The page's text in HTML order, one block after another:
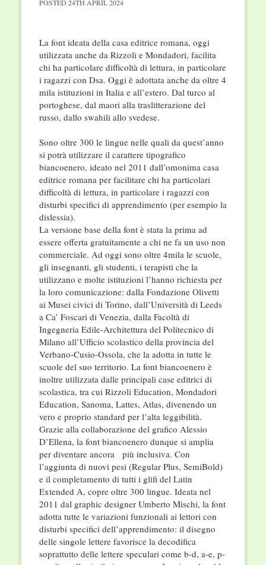
POSTED 24TH APRIL 2024
La font ideata della casa editrice romana, oggi
utilizzata anche da Rizzoli e Mondadori, facilita
chi ha particolare difficoltà di lettura, in particolare
i ragazzi con Dsa. Oggi è adottata anche da oltre 4
mila istituzioni in Italia e all’estero. Dal turco al
portoghese, dal maori alla traslitterazione del
russo, dallo swahili allo svedese.
Sono oltre 300 le lingue nelle quali da quest’anno
si potrà utilizzare il carattere tipografico
biancoenero, ideato nel 2011 dall’omonima casa
editrice romana per facilitare chi ha particolari
difficoltà di lettura, in particolare i ragazzi con
disturbi specifici di apprendimento (per esempio la
dislessia).
La versione base della font è stata la prima ad
essere offerta gratuitamente a chi ne fa un uso non
commerciale. Ad oggi sono oltre 4mila le scuole,
gli insegnanti, gli studenti, i terapisti che la
utilizzano e molte istituzioni l’hanno richiesta per
la loro comunicazione: dalla Fondazione Olivetti
ai Musei civici di Torino, dall’Università di Leeds
a Ca’ Foscari di Venezia, dalla Facoltà di
Ingegneria Edile-Architettura del Politecnico di
Milano all’Ufficio scolastico della provincia del
Verbano-Cusio-Ossola, che la adotta in tutte le
scuole del suo territorio. La font biancoenero è
inoltre utilizzata dalle principali case editrici di
scolastica, tra cui Rizzoli Education, Mondadori
Education, Sanoma, Lattes, Atlas, divenendo un
vero e proprio standard per l’alta leggibilità.
Grazie alla collaborazione del grafico Alessio
D’Ellena, la font biancoenero dunque si amplia
per diventare ancora più inclusiva. Con
l’aggiunta di nuovi pesi (Regular Plus, SemiBold)
e il completamento di tutti i glifi del Latin
Extended A, copre oltre 300 lingue. Ideata nel
2011 dal graphic designer Umberto Mischi, la font
adotta tutte le variazioni funzionali ai lettori con
disturbi specifici dell’apprendimento: il disegno
delle singole lettere favorisce la decodifica
soprattutto delle lettere speculari come b-d, a-e, p-